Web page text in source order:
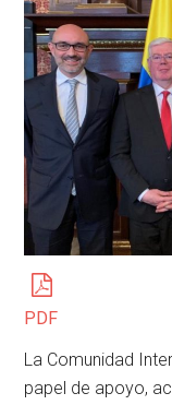
PDF
La Comunidad
papel de apoyo,